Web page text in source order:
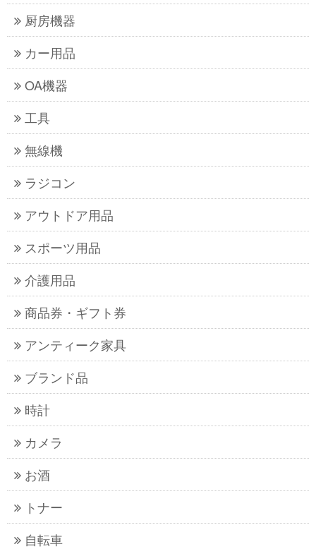
厨房機器
カー用品
OA機器
工具
無線機
ラジコン
アウトドア用品
スポーツ用品
介護用品
商品券・ギフト券
アンティーク家具
ブランド品
時計
カメラ
お酒
トナー
自転車